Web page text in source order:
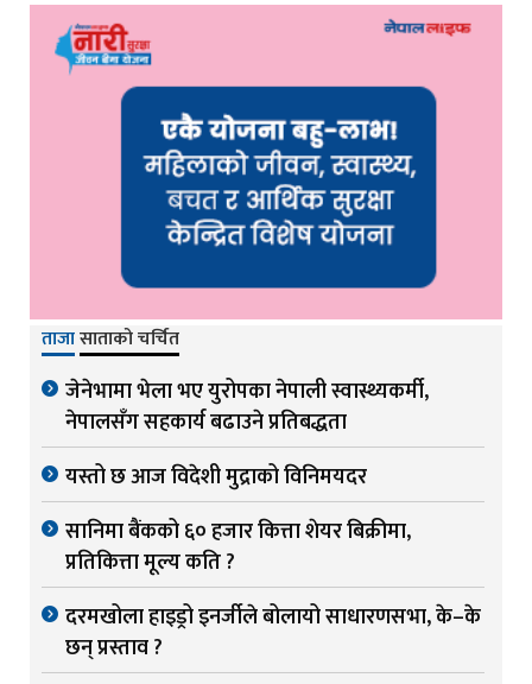
ताजासाताको चर्चित
जेनेभामा भेला भए युरोपका नेपाली स्वास्थ्यकर्मी,
नेपालसँग सहकार्य बढाउने प्रतिबद्धता
यस्तो छ आज विदेशी मुद्राको विनिमयदर
सानिमा बैंकको ६० हजार कित्ता शेयर बिक्रीमा,
प्रतिकित्ता मूल्य कति ?
दरमखोला हाइड्रो इनर्जीले बोलायो साधारणसभा, के–के
छन् प्रस्ताव ?